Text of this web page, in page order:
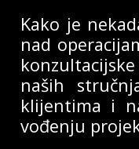
Kako je
nad
naših
klijentima i
vođenju